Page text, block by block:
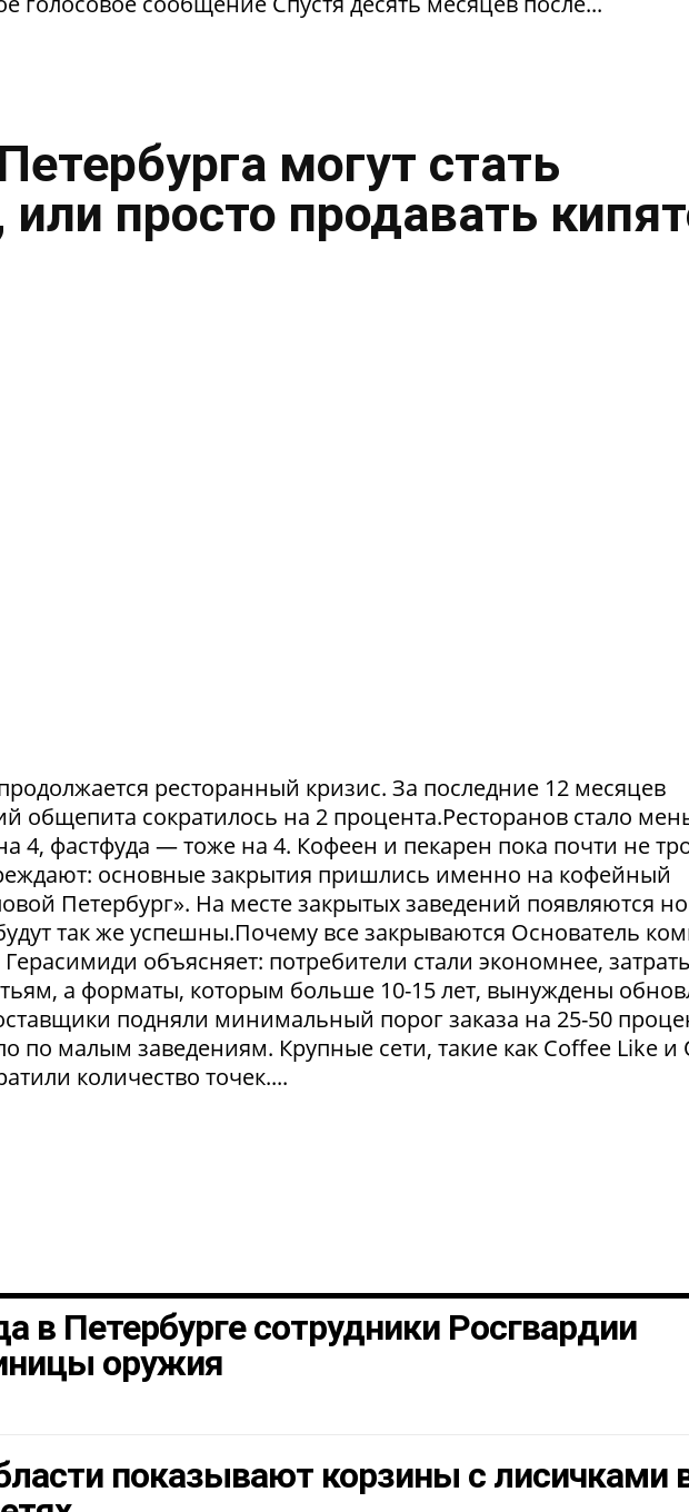
могут стать
просто продавать
ресторанный кризис. За последние 12 месяцев
общепита сократилось на 2 процента.Ресторанов стало
4, фастфуда — тоже на 4. Кофеен и пекарен пока почти не
основные закрытия пришлись именно на кофейный
Петербург». На месте закрытых заведений появляются
так же успешны.Почему все закрываются Основатель
объясняет: потребители стали экономнее,
а форматы, которым больше 10-15 лет, вынуждены
подняли минимальный порог заказа на 25-50
по малым заведениям. Крупные сети, такие как Coffee Like и
количество точек....
в Петербурге сотрудники Росгвардии
оружия
показывают корзины с лисичками